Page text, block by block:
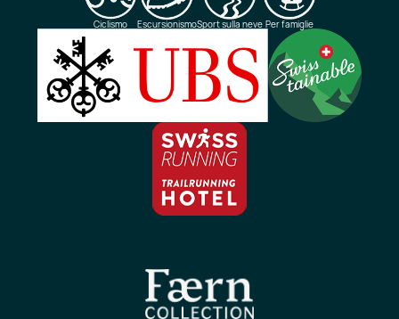
Ciclismo EscursionismoSport sulla neve Per famiglie